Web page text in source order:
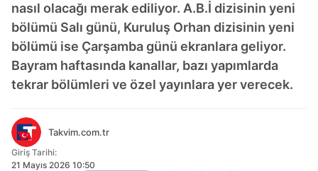
nasıl olacağı merak ediliyor. A.B.İ dizisinin yeni
bölümü Salı günü, Kuruluş Orhan dizisinin yeni
bölümü ise Çarşamba günü ekranlara geliyor.
Bayram haftasında kanallar, bazı yapımlarda
tekrar bölümleri ve özel yayınlara yer verecek.
Takvim.com.tr
Giriş Tarihi:
21 Mayıs 2026 10:50